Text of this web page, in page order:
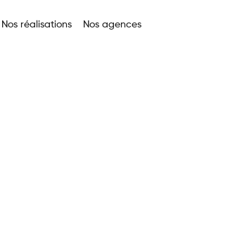
Nos réalisations Nos agences